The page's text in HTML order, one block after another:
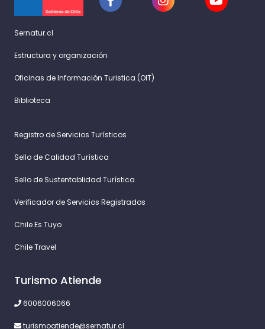
Sernatur.cl
Estructura y organización
Oficinas de Información Turistica (OIT)
Biblioteca
Registro de Servicios Turísticos
Sello de Calidad Turística
Sello de Sustentablidad Turística
Verificador de Servicios Registrados
Chile Es Tuyo
Chile Travel
Turismo Atiende
6006006066
turismoatiende@sernatur.cl